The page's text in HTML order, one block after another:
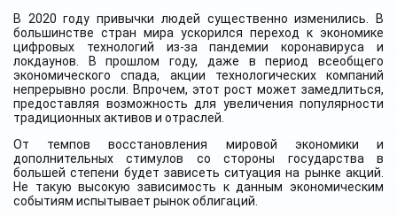
В 2020 году привычки людей существенно изменились. В
большинстве стран мира ускорился переход к экономике
цифровых технологий из-за пандемии коронавируса и
локдаунов. В прошлом году, даже в период всеобщего
экономического спада, акции технологических компаний
непрерывно росли. Впрочем, этот рост может замедлиться,
предоставляя возможность для увеличения популярности
традиционных активов и отраслей.
От темпов восстановления мировой экономики и
дополнительных стимулов со стороны государства в
большей степени будет зависеть ситуация на рынке акций.
Не такую высокую зависимость к данным экономическим
событиям испытывает рынок облигаций.